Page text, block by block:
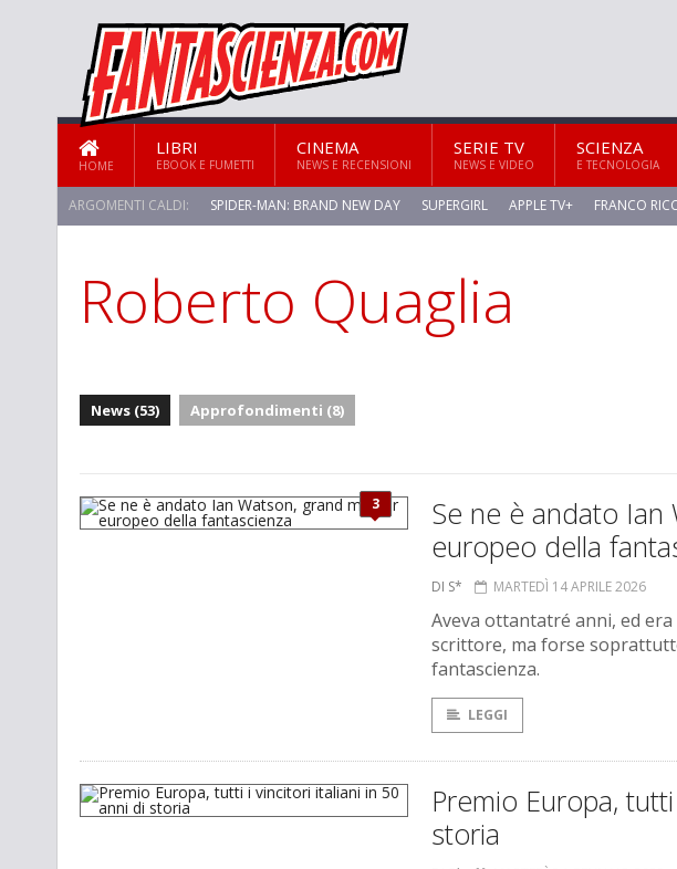
HOME
LIBRI
EBOOK E FUMETTI
CINEMA
NEWS E RECENSIONI
SERIE TV
NEWS E VIDEO
SCIENZA
E TECNOLOGIA
ARGOMENTI CALDI: SPIDER-MAN: BRAND NEW DAY SUPERGIRL APPLE TV+ FRANCO
Roberto Quaglia
News (53) Approfondimenti (8)
3
Se ne è andato Ian
europeo della
DI S* MARTEDÌ 14 APRILE 2026
Aveva ottantatré anni, ed
scrittore, ma forse
fantascienza.
LEGGI
Premio Europa,
storia